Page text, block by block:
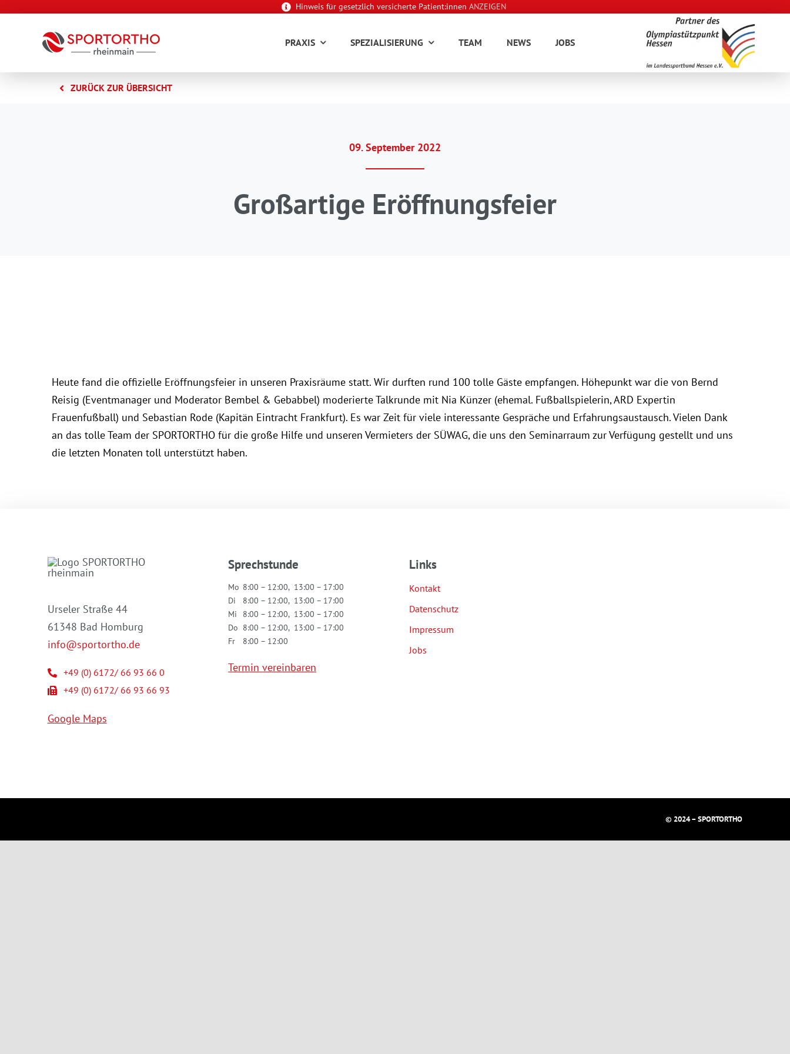
Hinweis für gesetzlich versicherte Patient:innen ANZEIGEN
PRAXIS SPEZIALISIERUNG TEAM NEWS JOBS
ZURÜCK ZUR ÜBERSICHT
09. September 2022
Großartige Eröffnungsfeier
Heute fand die offizielle Eröffnungsfeier in unseren Praxisräume statt. Wir durften rund 100 tolle Gäste empfangen. Höhepunkt war die von Bernd
Reisig (Eventmanager und Moderator Bembel & Gebabbel) moderierte Talkrunde mit Nia Künzer (ehemal. Fußballspielerin, ARD Expertin
Frauenfußball) und Sebastian Rode (Kapitän Eintracht Frankfurt). Es war Zeit für viele interessante Gespräche und Erfahrungsaustausch. Vielen Dank
an das tolle Team der SPORTORTHO für die große Hilfe und unseren Vermieters der SÜWAG, die uns den Seminarraum zur Verfügung gestellt und uns
die letzten Monaten toll unterstützt haben.
Urseler Straße 44
61348 Bad Homburg
info@sportortho.de
+49 (0) 6172/ 66 93 66 0
+49 (0) 6172/ 66 93 66 93
Google Maps
Sprechstunde
Mo 8:00 – 12:00, 13:00 – 17:00
Di
8:00 – 12:00, 13:00 – 17:00
Mi
8:00 – 12:00, 13:00 – 17:00
Do 8:00 – 12:00, 13:00 – 17:00
Fr
8:00 – 12:00
Termin vereinbaren
Links
Kontakt
Datenschutz
Impressum
Jobs
© 2024 – SPORTORTHO